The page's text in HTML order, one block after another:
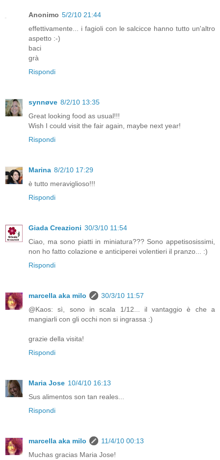
Anonimo 5/2/10 21:44
effettivamente... i fagioli con le salcicce hanno tutto un'altro
aspetto :-)
baci
grà
Rispondi
synnøve 8/2/10 13:35
Great looking food as usual!!!
Wish I could visit the fair again, maybe next year!
Rispondi
Marina 8/2/10 17:29
è tutto meraviglioso!!!
Rispondi
Giada Creazioni 30/3/10 11:54
Ciao, ma sono piatti in miniatura??? Sono appetisosissimi,
non ho fatto colazione e anticiperei volentieri il pranzo... :)
Rispondi
marcella aka milo
30/3/10 11:57
@Kaos: sì, sono in scala 1/12... il vantaggio è che a
mangiarli con gli occhi non si ingrassa :)
grazie della visita!
Rispondi
Maria Jose 10/4/10 16:13
Sus alimentos son tan reales...
Rispondi
marcella aka milo
11/4/10 00:13
Muchas gracias Maria Jose!